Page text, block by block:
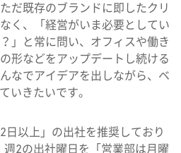
だ既存のブランドに即したクリ
く、「経営がいま必要としてい
」と常に問い、オフィスや働き
形などをアップデートし続ける
なでアイデアを出しながら、ベ
いきたいです。
日以上」の出社を推奨しており
週2の出社曜日を「営業部は月曜